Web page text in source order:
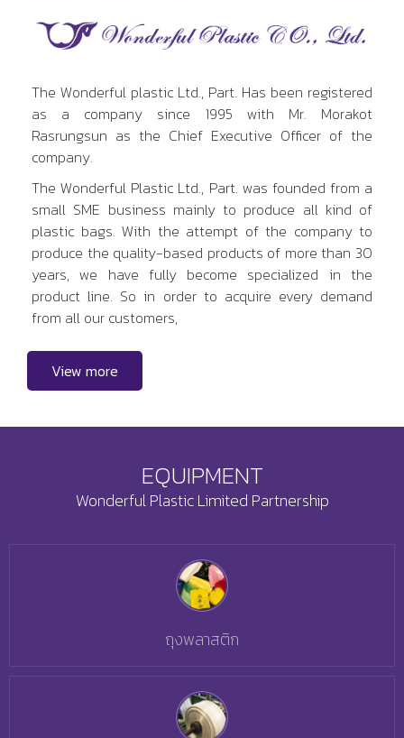
The Wonderful plastic Ltd., Part. Has been registered
as a company since 1995 with Mr. Morakot
Rasrungsun as the Chief Executive Officer of the
company.
The Wonderful Plastic Ltd., Part. was founded from a
small SME business mainly to produce all kind of
plastic bags. With the attempt of the company to
produce the quality-based products of more than 30
years, we have fully become specialized in the
product line. So in order to acquire every demand
from all our customers,
View more
EQUIPMENT
Wonderful Plastic Limited Partnership
ถุงพลาสติก